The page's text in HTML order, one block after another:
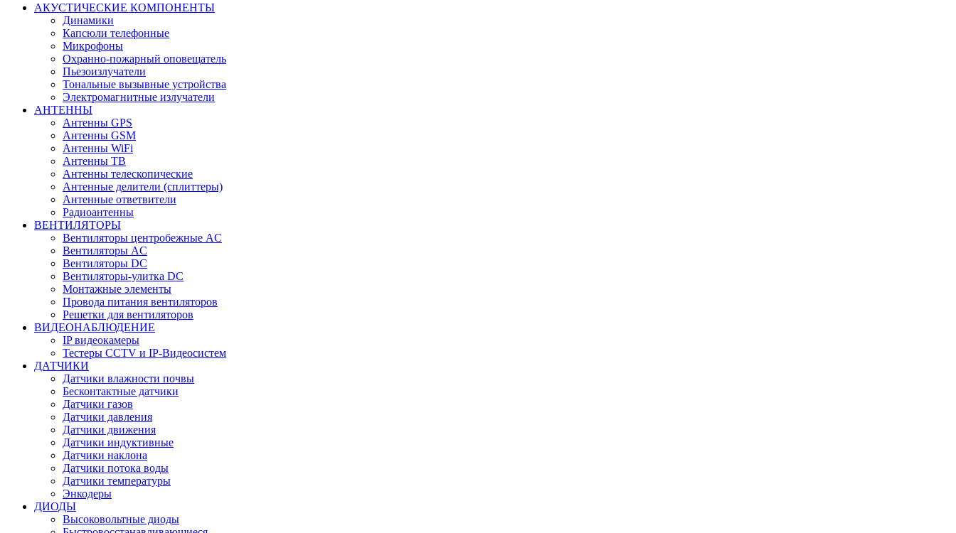
АКУСТИЧЕСКИЕ КОМПОНЕНТЫ
Динамики
Капсюли телефонные
Микрофоны
Охранно-пожарный оповещатель
Пьезоизлучатели
Тональные вызывные устройства
Электромагнитные излучатели
АНТЕННЫ
Антенны GPS
Антенны GSM
Антенны WiFi
Антенны ТВ
Антенны телескопические
Антенные делители (сплиттеры)
Антенные ответвители
Радиоантенны
ВЕНТИЛЯТОРЫ
Вентиляторы центробежные AC
Вентиляторы AC
Вентиляторы DC
Вентиляторы-улитка DC
Монтажные элементы
Провода питания вентиляторов
Решетки для вентиляторов
ВИДЕОНАБЛЮДЕНИЕ
IP видеокамеры
Тестеры CCTV и IP-Видеосистем
ДАТЧИКИ
Датчики влажности почвы
Бесконтактные датчики
Датчики газов
Датчики давления
Датчики движения
Датчики индуктивные
Датчики наклона
Датчики потока воды
Датчики температуры
Энкодеры
ДИОДЫ
Высоковольтные диоды